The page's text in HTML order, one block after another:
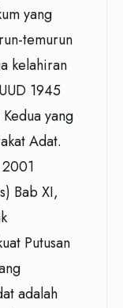
yang
temurun
kelahiran
1945
yang
Adat.
Bab XI,
Putusan
adalah